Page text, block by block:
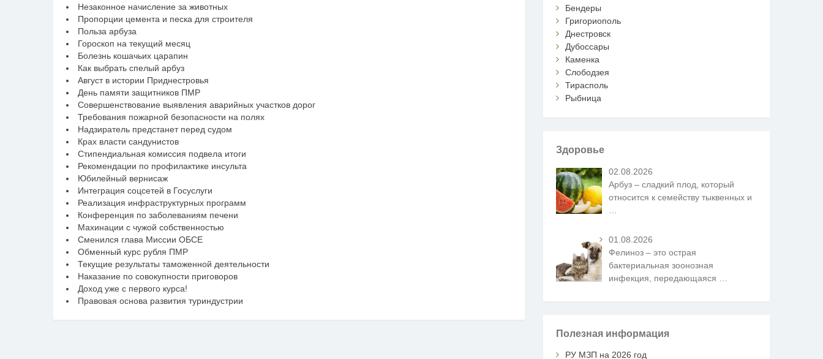
Незаконное начисление за животных
Пропорции цемента и песка для строителя
Польза арбуза
Гороскоп на текущий месяц
Болезнь кошачьих царапин
Как выбрать спелый арбуз
Август в истории Приднестровья
День памяти защитников ПМР
Совершенствование выявления аварийных участков дорог
Требования пожарной безопасности на полях
Надзиратель предстанет перед судом
Крах власти сандунистов
Стипендиальная комиссия подвела итоги
Рекомендации по профилактике инсульта
Юбилейный вернисаж
Интеграция соцсетей в Госуслуги
Реализация инфраструктурных программ
Конференция по заболеваниям печени
Махинации с чужой собственностью
Сменился глава Миссии ОБСЕ
Обменный курс рубля ПМР
Текущие результаты таможенной деятельности
Наказание по совокупности приговоров
Доход уже с первого курса!
Правовая основа развития туриндустрии
Бендеры
Григориополь
Днестровск
Дубоссары
Каменка
Слободзея
Тирасполь
Рыбница
Здоровье
02.08.2026
Арбуз – сладкий плод, который
относится к семейству тыквенных и
01.08.2026
Фелиноз – это острая
бактериальная зоонозная
инфекция, передающаяся
Полезная информация
РУ МЗП на 2026 год